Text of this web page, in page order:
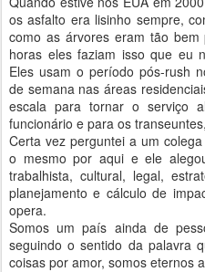
os asfalto era lisinho sempre,
como as árvores eram tão
horas eles faziam isso que eu
Eles usam o período pós-rush
de semana nas áreas
escala para tornar o serviço
funcionário e para os
Certa vez perguntei a um
o mesmo por aqui e ele
trabalhista, cultural, legal,
planejamento e cálculo de
opera.
Somos um país ainda de
seguindo o sentido da palavra
coisas por amor, somos eternos